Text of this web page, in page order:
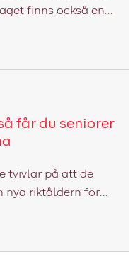
finns också en
hinna med allt
får du seniorer
tvivlar på att de
nya riktåldern för
Med en höjd